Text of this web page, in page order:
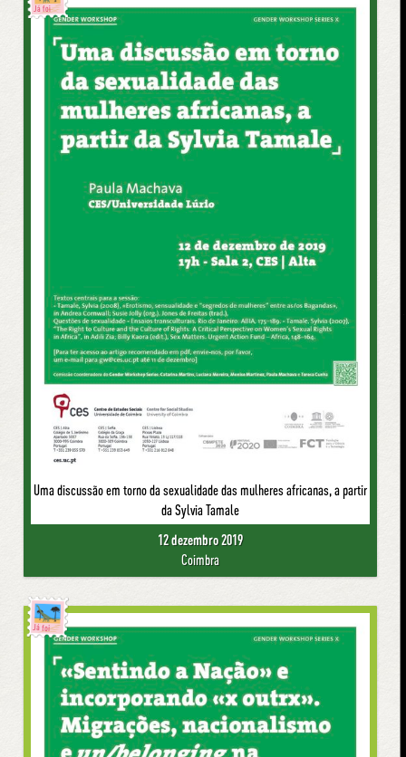
Já foi
Uma discussão em torno da sexualidade das mulheres africanas, a partir
da Sylvia Tamale
12 dezembro 2019
Coimbra
Já foi